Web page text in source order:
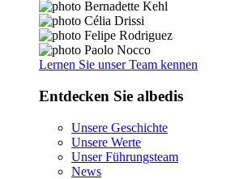
Lernen Sie unser Team kennen
Entdecken Sie albedis
Unsere Geschichte
Unsere Werte
Unser Führungsteam
News